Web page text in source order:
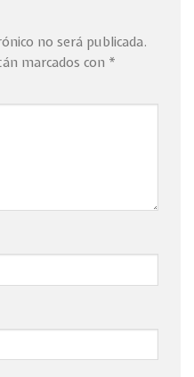
no será publicada.
marcados con *